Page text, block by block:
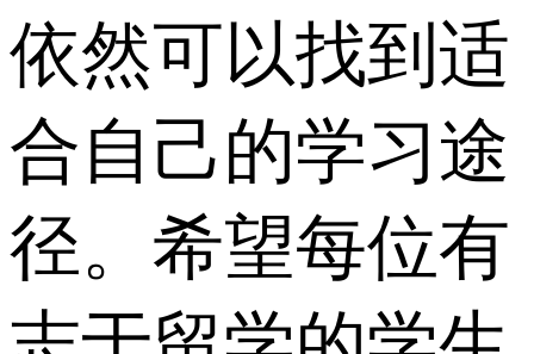
依然可以找到适
合自己的学习途
径。希望每位有